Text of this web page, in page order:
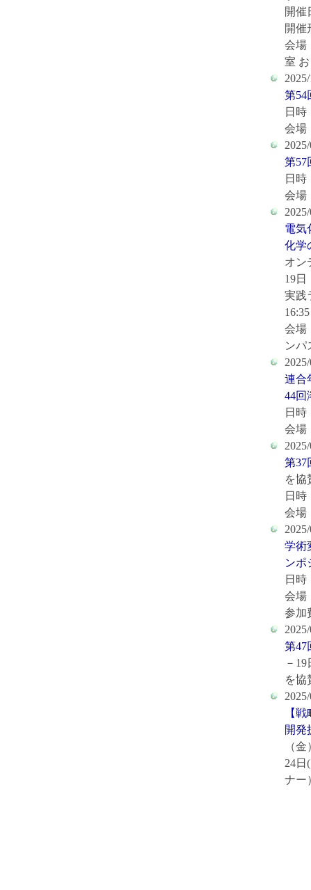
開催
開催
会場
室
第54
日時
会場
第57
日時
会場
電気
化学
オン
19日
実践
16:35
会場
ンパ
連合
44回
日時
会場
第37
を協
日時
会場
学術
ンポ
日時
会場
参加
第47
－
を協
【
開発
（
24日
ナー